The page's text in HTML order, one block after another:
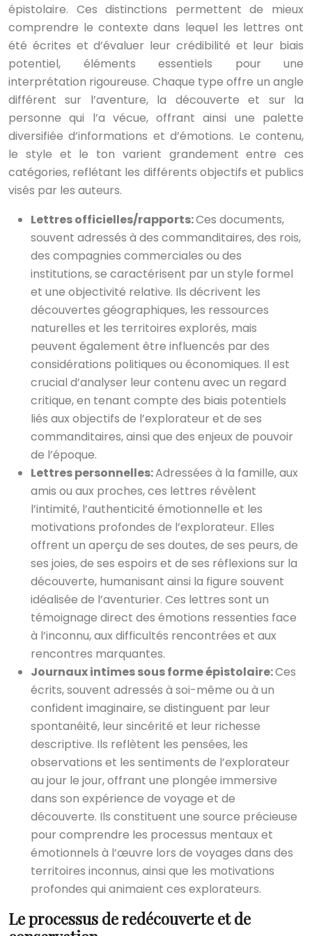
épistolaire. Ces distinctions permettent de mieux
comprendre le contexte dans lequel les lettres ont
été écrites et d’évaluer leur crédibilité et leur biais
potentiel, éléments essentiels pour une
interprétation rigoureuse. Chaque type offre un angle
différent sur l’aventure, la découverte et sur la
personne qui l’a vécue, offrant ainsi une palette
diversifiée d’informations et d’émotions. Le contenu,
le style et le ton varient grandement entre ces
catégories, reflétant les différents objectifs et publics
visés par les auteurs.
Lettres officielles/rapports:Ces documents,
souvent adressés à des commanditaires, des rois,
des compagnies commerciales ou des
institutions, se caractérisent par un style formel
et une objectivité relative. Ils décrivent les
découvertes géographiques, les ressources
naturelles et les territoires explorés, mais
peuvent également être influencés par des
considérations politiques ou économiques. Il est
crucial d’analyser leur contenu avec un regard
critique, en tenant compte des biais potentiels
liés aux objectifs de l’explorateur et de ses
commanditaires, ainsi que des enjeux de pouvoir
de l’époque.
Lettres personnelles:Adressées à la famille, aux
amis ou aux proches, ces lettres révèlent
l’intimité, l’authenticité émotionnelle et les
motivations profondes de l’explorateur. Elles
offrent un aperçu de ses doutes, de ses peurs, de
ses joies, de ses espoirs et de ses réflexions sur la
découverte, humanisant ainsi la figure souvent
idéalisée de l’aventurier. Ces lettres sont un
témoignage direct des émotions ressenties face
à l’inconnu, aux difficultés rencontrées et aux
rencontres marquantes.
Journaux intimes sous forme épistolaire:Ces
écrits, souvent adressés à soi-même ou à un
confident imaginaire, se distinguent par leur
spontanéité, leur sincérité et leur richesse
descriptive. Ils reflètent les pensées, les
observations et les sentiments de l’explorateur
au jour le jour, offrant une plongée immersive
dans son expérience de voyage et de
découverte. Ils constituent une source précieuse
pour comprendre les processus mentaux et
émotionnels à l’œuvre lors de voyages dans des
territoires inconnus, ainsi que les motivations
profondes qui animaient ces explorateurs.
Le processus de redécouverte et de